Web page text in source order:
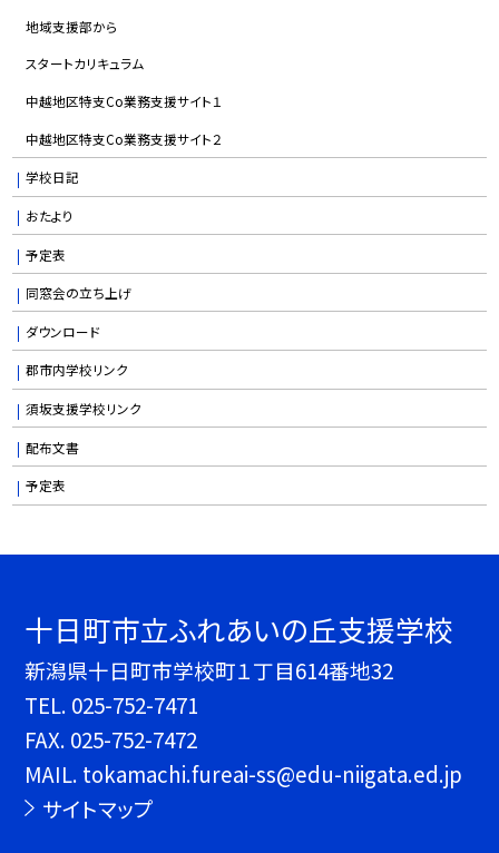
地域支援部から
スタートカリキュラム
中越地区特支Co業務支援サイト１
中越地区特支Co業務支援サイト２
学校日記
おたより
予定表
同窓会の立ち上げ
ダウンロード
郡市内学校リンク
須坂支援学校リンク
配布文書
予定表
十日町市立ふれあいの丘支援学校
新潟県十日町市学校町１丁目614番地32
TEL. 025-752-7471
FAX. 025-752-7472
MAIL. tokamachi.fureai-ss@edu-niigata.ed.jp
サイトマップ